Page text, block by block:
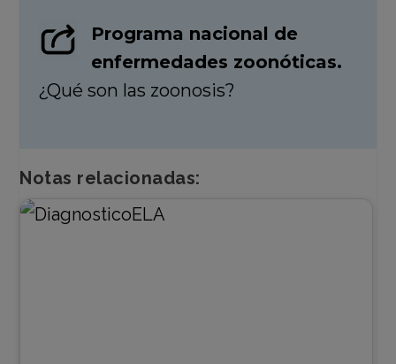
Programa nacional de
enfermedades zoonóticas.
¿Qué son las zoonosis?
Notas relacionadas: